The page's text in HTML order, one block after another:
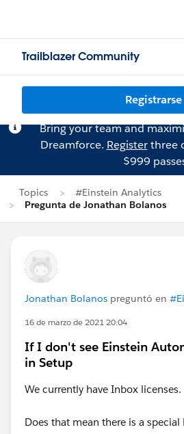
Trailblazer Community
Registrarse
Bring your team and
Dreamforce. Registerthree
$999
Topics
#Einstein Analytics
Pregunta de Jonathan Bolanos
Jonathan Bolanos preguntó en
16 de marzo de 2021 20:04
If I don't see Einstein
in Setup
We currently have Inbox licenses.
Does that mean there is a special